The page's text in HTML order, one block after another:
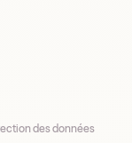
des données